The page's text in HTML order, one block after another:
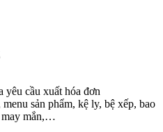
yêu cầu xuất hóa đơn
sản phẩm, kệ ly, bệ xếp, bao
may mắn,…